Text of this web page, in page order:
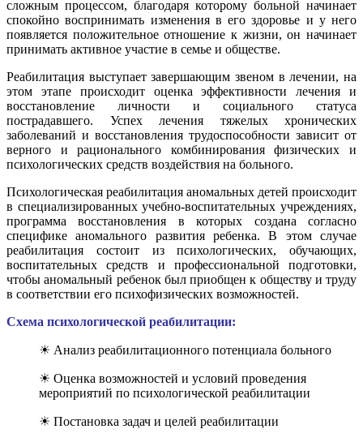
сложным процессом, благодаря которому больной начинает
спокойно воспринимать изменения в его здоровье и у него
появляется положительное отношение к жизни, он начинает
принимать активное участие в семье и обществе.
Реабилитация выступает завершающим звеном в лечении, на
этом этапе происходит оценка эффективности лечения и
восстановление личности и социального статуса
пострадавшего. Успех лечения тяжелых хронических
заболеваний и восстановления трудоспособности зависит от
верного и рационального комбинирования физических и
психологических средств воздействия на больного.
Психологическая реабилитация аномальных детей происходит
в специализированных учебно-воспитательных учреждениях,
программа восстановления в которых создана согласно
специфике аномального развития ребенка. В этом случае
реабилитация состоит из психологических, обучающих,
воспитательных средств и профессиональной подготовки,
чтобы аномальный ребенок был приобщен к обществу и труду
в соответствии его психофизических возможностей.
Схема психологической реабилитации:
☀ Анализ реабилитационного потенциала больного
☀ Оценка возможностей и условий проведения
мероприятий по психологической реабилитации
☀ Постановка задач и целей реабилитации